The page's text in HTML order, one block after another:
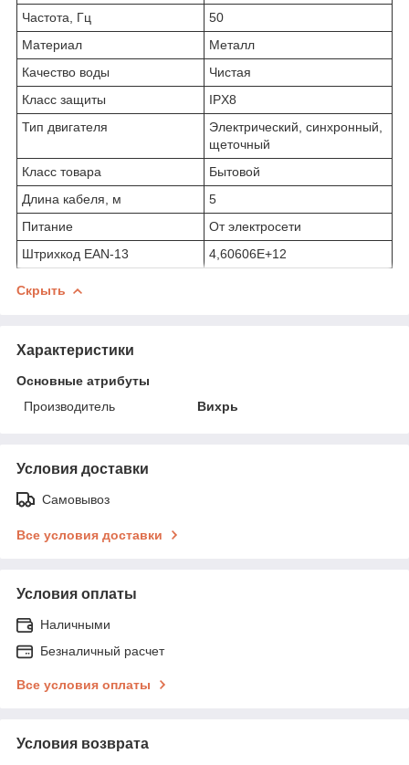
Частота, Гц
50
Материал
Металл
Качество воды
Чистая
Класс защиты
IPX8
Тип двигателя
Электрический, синхронный,
щеточный
Класс товара
Бытовой
Длина кабеля, м
5
Питание
От электросети
Штрихкод EAN-13
4,60606E+12
Скрыть
Характеристики
Основные атрибуты
Производитель
Вихрь
Условия доставки
Самовывоз
Все условия доставки
Условия оплаты
Наличными
Безналичный расчет
Все условия оплаты
Условия возврата